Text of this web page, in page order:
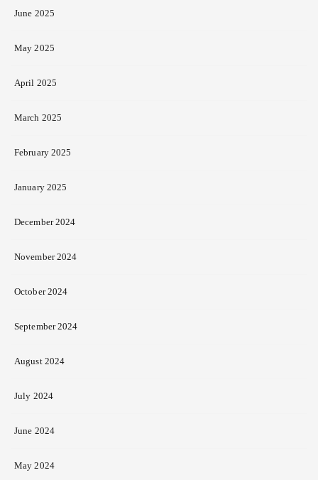
June 2025
May 2025
April 2025
March 2025
February 2025
January 2025
December 2024
November 2024
October 2024
September 2024
August 2024
July 2024
June 2024
May 2024